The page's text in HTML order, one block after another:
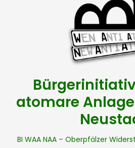
atomare
BI WAA NAA – Oberpfälzer